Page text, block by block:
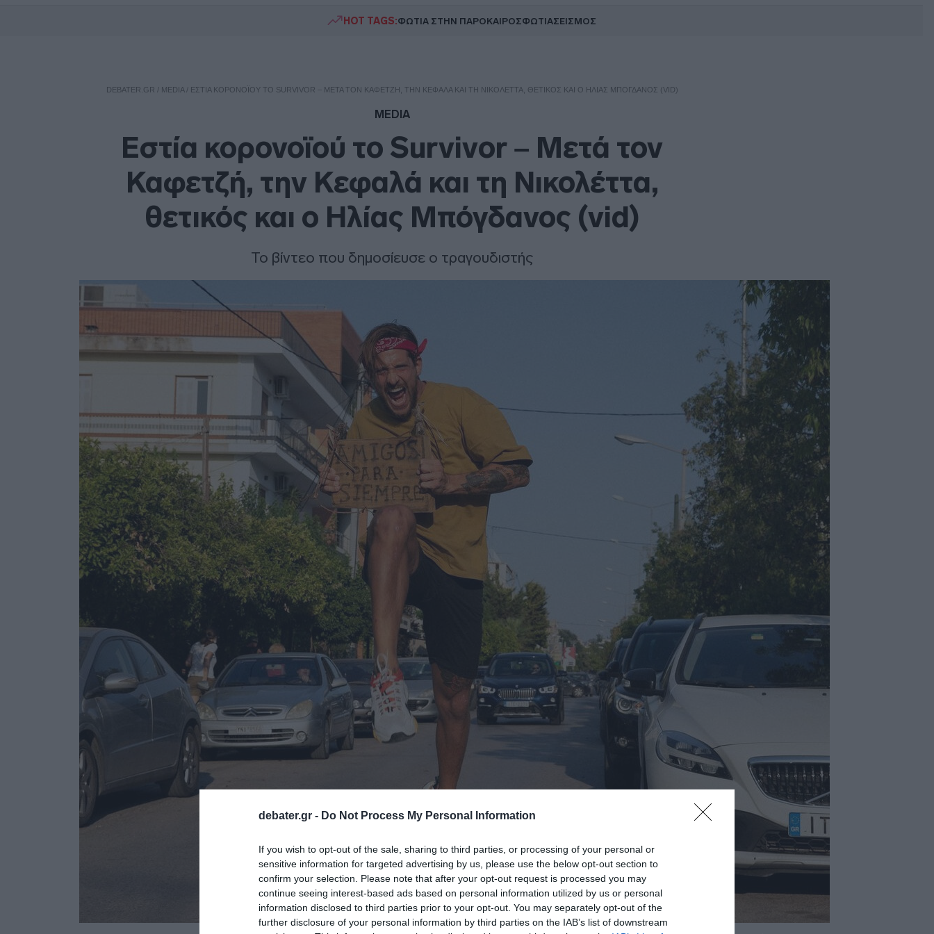
debater.gr - Do Not Process My Personal Information
If you wish to opt-out of the sale, sharing to third parties, or processing of your personal or
sensitive information for targeted advertising by us, please use the below opt-out section to
confirm your selection. Please note that after your opt-out request is processed you may
continue seeing interest-based ads based on personal information utilized by us or personal
information disclosed to third parties prior to your opt-out. You may separately opt-out of the
further disclosure of your personal information by third parties on the IAB’s list of downstream
HOT TAGS:ΦΩΤΙΑ ΣΤΗΝ ΠΑΡΟΚΑΙΡΟΣΦΩΤΙΑΣΕΙΣΜΟΣ
DEBATER.GR / MEDIA/ ΕΣΤΊΑ ΚΟΡΟΝΟΪΟΎ ΤΟ SURVIVOR – ΜΕΤΆ ΤΟΝ ΚΑΦΕΤΖΉ, ΤΗΝ ΚΕΦΑΛΆ ΚΑΙ ΤΗ ΝΙΚΟΛΈΤΤΑ, ΘΕΤΙΚΌΣ ΚΑΙ Ο ΗΛΊΑΣ ΜΠΌΓΔΑΝΟΣ (VID)
MEDIA
Εστία κορονοϊού το Survivor – Μετά τον
Καφετζή, την Κεφαλά και τη Νικολέττα,
θετικός και ο Ηλίας Μπόγδανος (vid)
Το βίντεο που δημοσίευσε ο τραγουδιστής